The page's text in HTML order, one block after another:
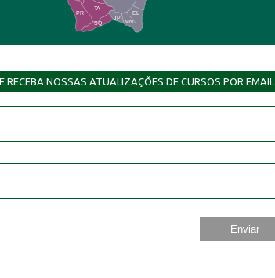
EL
JP
PR
TA
SQ MN
RECEBA NOSSAS ATUALIZAÇÕES DE CURSOS POR EMAIL